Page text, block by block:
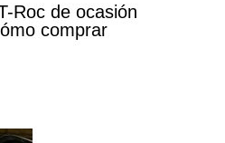
Roc de ocasión
comprar